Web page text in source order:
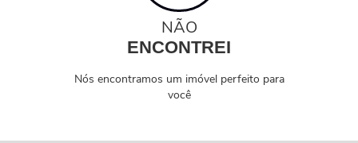
NÃO
ENCONTREI
Nós encontramos um imóvel perfeito para
você